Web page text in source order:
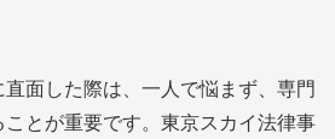
面した際は、一人で悩まず、専門
とが重要です。東京スカイ法律事